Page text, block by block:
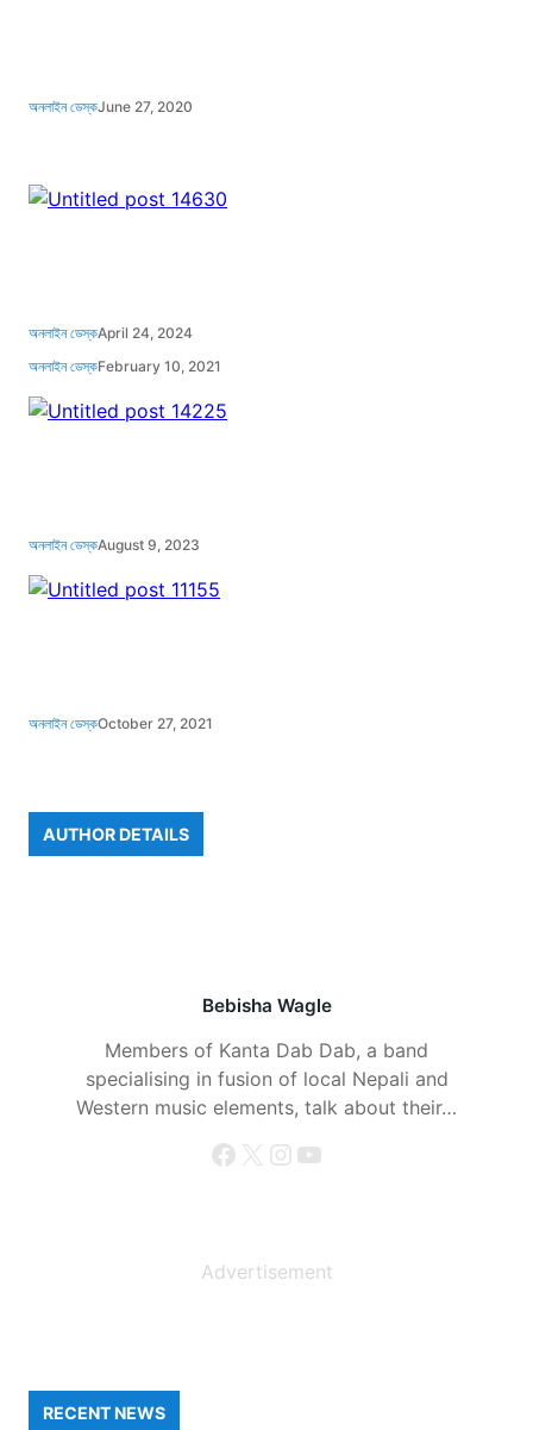
অনলাইন ডেস্কJune 27, 2020
অনলাইন ডেস্কApril 24, 2024
অনলাইন ডেস্কFebruary 10, 2021
অনলাইন ডেস্কAugust 9, 2023
অনলাইন ডেস্কOctober 27, 2021
AUTHOR DETAILS
Bebisha Wagle
Members of Kanta Dab Dab, a band
specialising in fusion of local Nepali and
Western music elements, talk about their…
Facebook X Instagram YouTube
Advertisement
RECENT NEWS